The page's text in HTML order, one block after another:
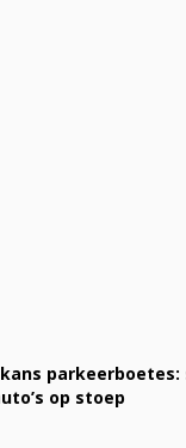
parkeerboetes:
op stoep